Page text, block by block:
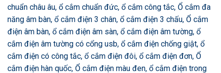
chuẩn châu âu, ổ cắm chuẩn đức, ổ cắm công tắc, Ổ cắm đa
năng âm bàn, ổ cắm điện 3 chân, ổ cắm điện 3 chấu, Ổ cắm
điện âm bàn, ổ cắm điện âm sàn, ổ cắm điện âm tường, ổ
cắm điện âm tường có cổng usb, ổ cắm điện chống giật, ổ
cắm điện có công tắc, ổ cắm điện đôi, ổ cắm điện đơn, Ổ
cắm điện hàn quốc, Ổ cắm điện màu đen, ổ cắm điện trong